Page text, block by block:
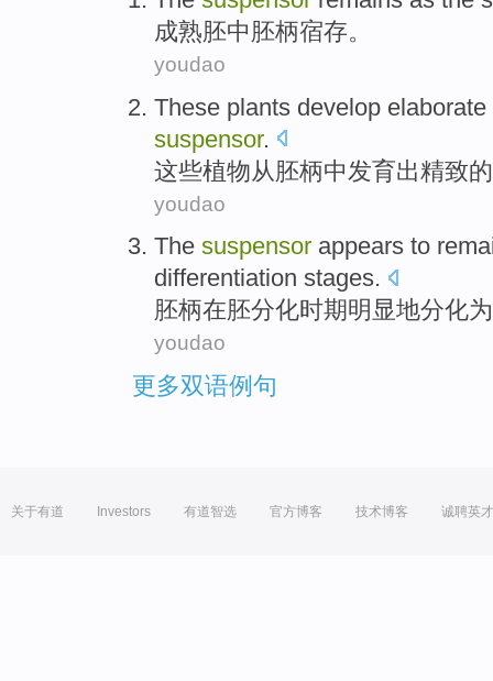
成熟胚中胚柄宿存。
youdao
These plants develop
suspensor.
这些植物从胚柄中发育出精致
youdao
The suspensor appears to
differentiation stages.
胚柄在胚分化时期明显地分化为
youdao
更多双语例句
关于有道 Investors 有道智选 官方博客 技术博客 诚聘英才